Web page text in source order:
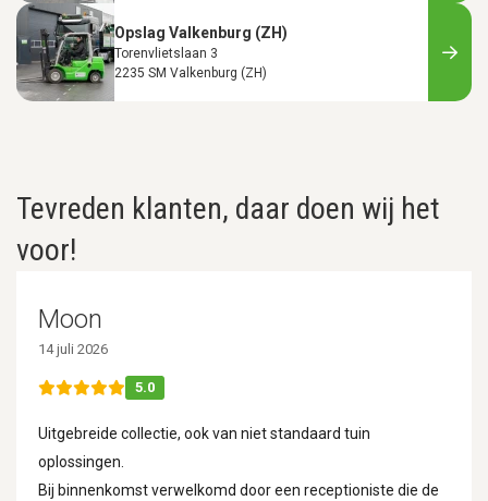
Opslag Valkenburg (ZH)
Torenvlietslaan 3
2235 SM Valkenburg (ZH)
Tevreden klanten, daar doen wij het
voor!
Moon
14 juli 2026
5.0
Uitgebreide collectie, ook van niet standaard tuin
oplossingen.
Bij binnenkomst verwelkomd door een receptioniste die de